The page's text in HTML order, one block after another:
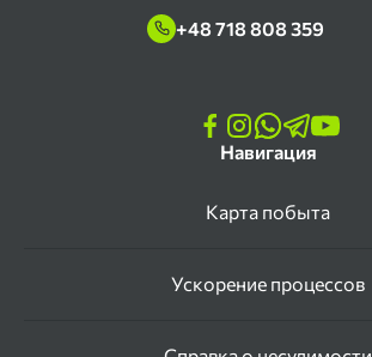
+48 718 808 359
Навигация
Карта побыта
Ускорение процессов